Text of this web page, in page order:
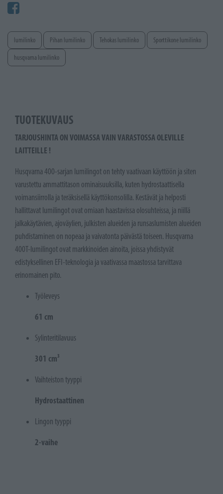
lumilinko Pihan lumilinko Tehokas lumilinko Sporttikone lumilinko
husqvarna lumilinko
TUOTEKUVAUS
TARJOUSHINTA ON VOIMASSA VAIN VARASTOSSA OLEVILLE
LAITTEILLE !
Husqvarna 400-sarjan lumilingot on tehty vaativaan käyttöön ja siten
varustettu ammattitason ominaisuuksilla, kuten hydrostaattisella
voimansiirrolla ja teräksisellä käyttökonsolilla. Kestävät ja helposti
hallittavat lumilingot ovat omiaan haastavissa olosuhteissa, ja niillä
jalkakäytävien, ajoväylien, julkisten alueiden ja runsaslumisten alueiden
puhdistaminen on nopeaa ja vaivatonta päivästä toiseen. Husqvarna
400T-lumilingot ovat markkinoiden ainoita, joissa yhdistyvät
edistyksellinen EFI-teknologia ja vaativassa maastossa tarvittava
erinomainen pito.
Työleveys
61 cm
Sylinteritilavuus
301 cm³
Vaihteiston tyyppi
Hydrostaattinen
Lingon tyyppi
2-vaihe